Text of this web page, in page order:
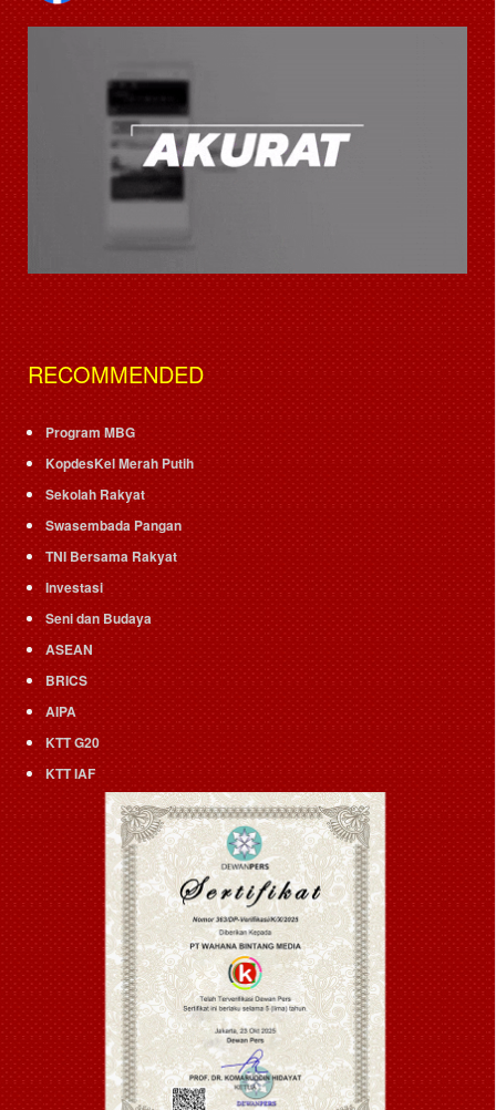
RECOMMENDED
Program MBG
KopdesKel Merah Putih
Sekolah Rakyat
Swasembada Pangan
TNI Bersama Rakyat
Investasi
Seni dan Budaya
ASEAN
BRICS
AIPA
KTT G20
KTT IAF